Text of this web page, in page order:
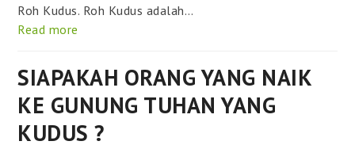
Roh Kudus. Roh Kudus adalah…
Read more
SIAPAKAH ORANG YANG NAIK
KE GUNUNG TUHAN YANG
KUDUS ?